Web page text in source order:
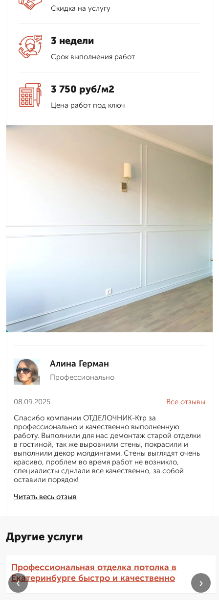
Скидка на услугу
3 недели
Срок выполнения работ
3 750 руб/м2
Цена работ под ключ
Алина Герман
Профессионально
08.09.2025
Читать весь отзыв
Все отзывы
Спасибо компании ОТДЕЛОЧНИК-Ктр за
профессионально и качественно выполненную
работу. Выполнили для нас демонтаж старой отделки
в гостиной, так же выровнили стены, покрасили и
выполнили декор молдингами. Стены выглядят очень
красиво, проблем во время работ не возникло,
специалисты сднлали все качественно, за собой
оставили порядок!
Другие услуги
Профессиональная отделка потолка в
Екатеринбурге быстро и качественно
‹ ›